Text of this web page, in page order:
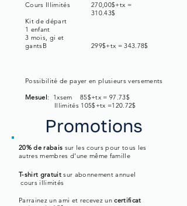
Cours Illimités
Kit de départ
1 enfant
3 mois, gi et
gantsB
270,00$+tx =
310.43$
299$+tx = 343.78$
Possibilité de payer en plusieurs versements
Mesuel: 1xsem 85$+tx = 97.73$
Illimités 105$+tx =120.72$
Promotions
20% de rabais sur les cours pour tous les
autres membres d'une même famille
T-shirt gratuitsur abonnement annuel
cours illimités
Parrainez un ami et recevez uncertificat